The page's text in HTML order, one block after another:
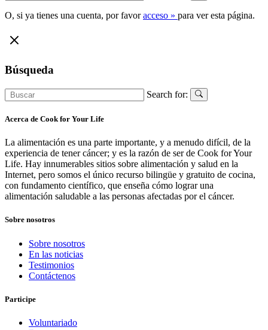
O, si ya tienes una cuenta, por favoracceso » para ver esta página.
Búsqueda
Search for:
Acerca de Cook for Your Life
La alimentación es una parte importante, y a menudo difícil, de la
experiencia de tener cáncer; y es la razón de ser de Cook for Your
Life. Hay innumerables sitios sobre alimentación y salud en la
Internet, pero somos el único recurso bilingüe y gratuito de cocina,
con fundamento científico, que enseña cómo lograr una
alimentación saludable a las personas afectadas por el cáncer.
Sobre nosotros
Sobre nosotros
En las noticias
Testimonios
Contáctenos
Participe
Voluntariado